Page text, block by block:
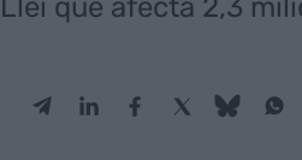
Llei que afecta 2,3